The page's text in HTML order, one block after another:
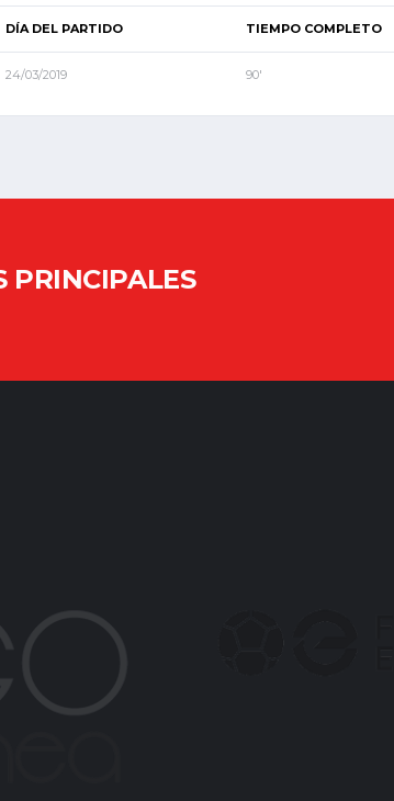
DÍA DEL PARTIDO TIEMPO COMPLETO
24/03/2019 90'
PRINCIPALES